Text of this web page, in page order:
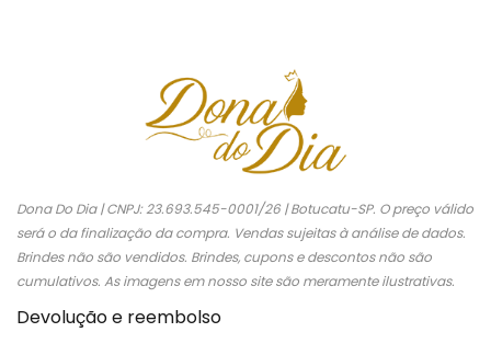
Dona Do Dia | CNPJ: 23.693.545-0001/26 | Botucatu-SP. O preço válido
será o da finalização da compra. Vendas sujeitas à análise de dados.
Brindes não são vendidos. Brindes, cupons e descontos não são
cumulativos. As imagens em nosso site são meramente ilustrativas.
Devolução e reembolso